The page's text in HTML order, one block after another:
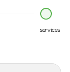
services